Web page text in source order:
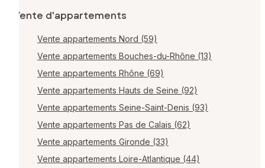
Vente d'appartements
Vente appartements Nord (59)
Vente appartements Bouches-du-Rhône (13)
Vente appartements Rhône (69)
Vente appartements Hauts de Seine (92)
Vente appartements Seine-Saint-Denis (93)
Vente appartements Pas de Calais (62)
Vente appartements Gironde (33)
Vente appartements Loire-Atlantique (44)